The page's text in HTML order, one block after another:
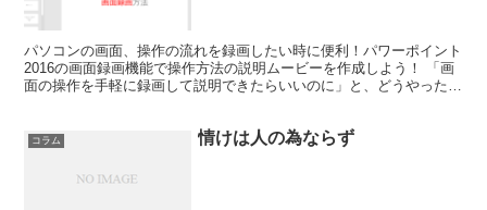
パソコンの画面、操作の流れを録画したい時に便利！パワーポイント
2016の画面録画機能で操作方法の説明ムービーを作成しよう！ 「画
面の操作を手軽に録画して説明できたらいいのに」と、どうやったら
コラム 情けは人の為ならず